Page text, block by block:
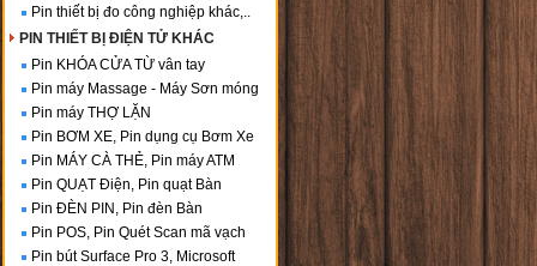
Pin thiết bị đo công nghiệp khác,..
PIN THIẾT BỊ ĐIỆN TỬ KHÁC
Pin KHÓA CỬA TỪ vân tay
Pin máy Massage - Máy Sơn móng
Pin máy THỢ LẶN
Pin BƠM XE, Pin dụng cụ Bơm Xe
Pin MÁY CÀ THẺ, Pin máy ATM
Pin QUẠT Điện, Pin quạt Bàn
Pin ĐÈN PIN, Pin đèn Bàn
Pin POS, Pin Quét Scan mã vạch
Pin bút Surface Pro 3, Microsoft